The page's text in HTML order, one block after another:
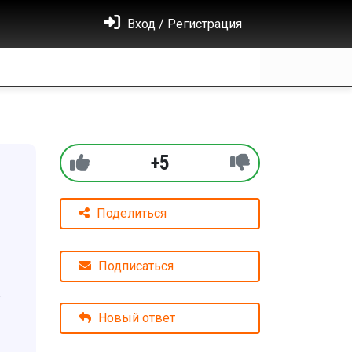
Вход / Регистрация
+5
Поделиться
Подписаться
Новый ответ